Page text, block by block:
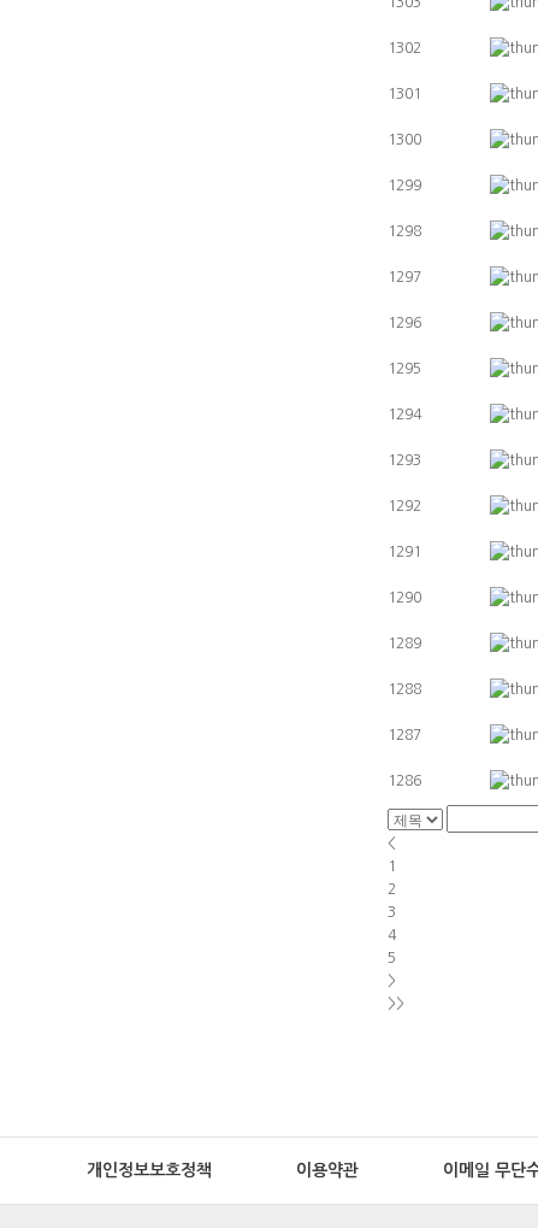
1302
1301
1300
1299
1298
1297
1296
1295
1294
1293
1292
1291
1290
1289
1288
1287
1286
<
1
2
3
4
5
>
>>
개인정보보호정책 이용약관 이메일 무단